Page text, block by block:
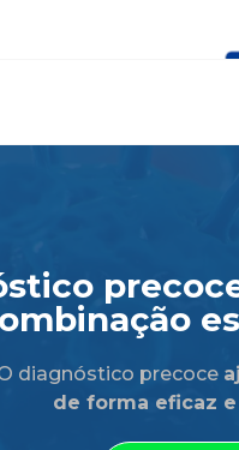
diagnóstico precoce
de forma eficaz